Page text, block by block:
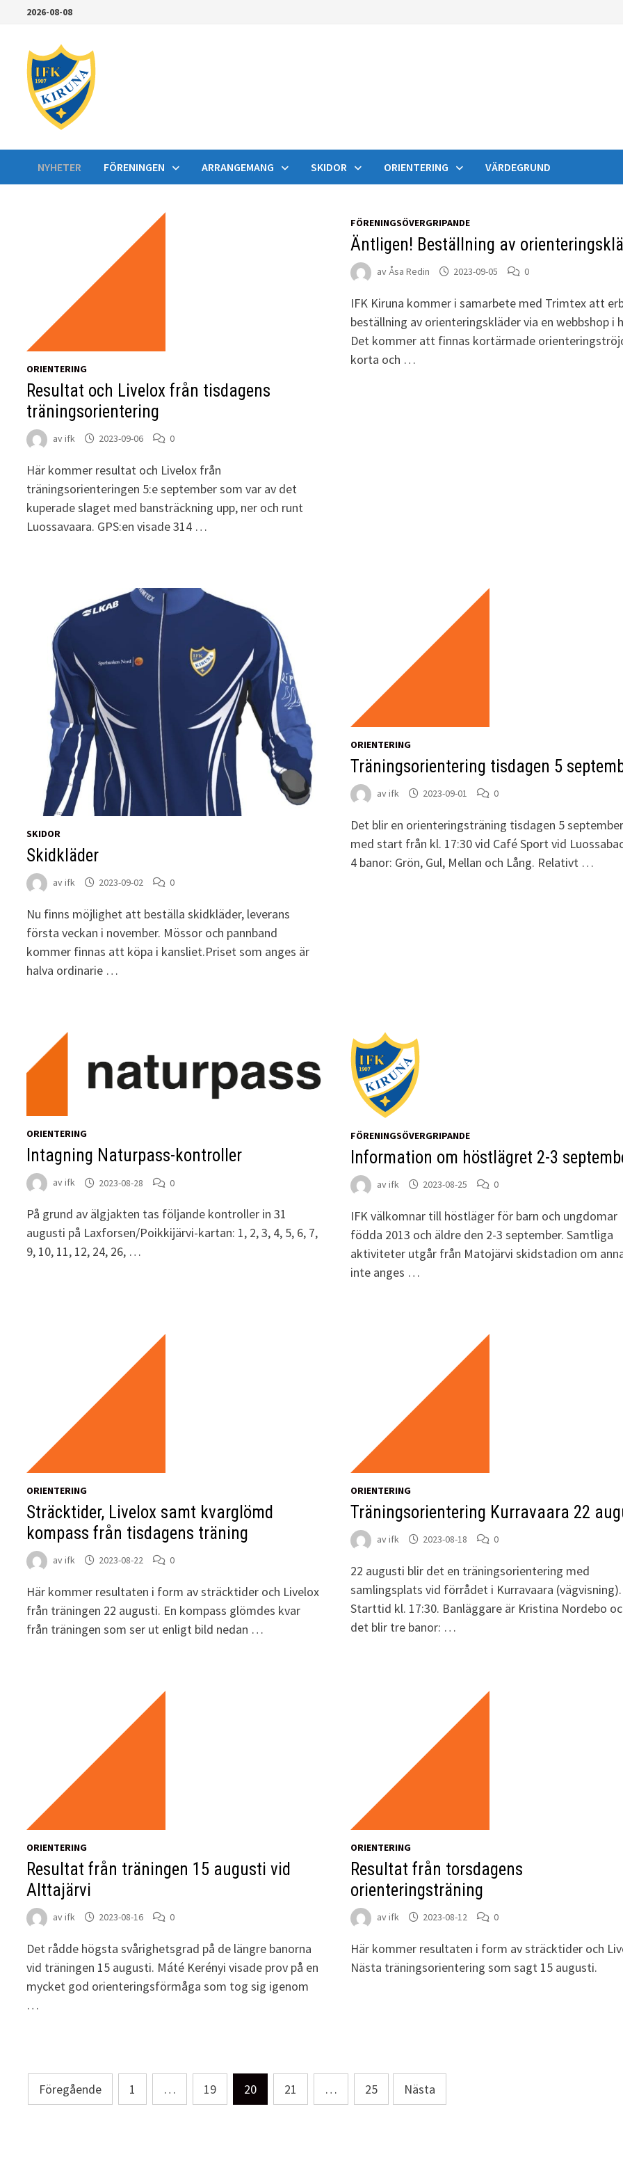
Hoppa
innehåll
2026-08-08
NYHETER FÖRENINGEN ARRANGEMANG SKIDOR ORIENTERING VÄRDEGRUND
ORIENTERING
Resultat och Livelox från tisdagens
träningsorientering
avifk 2023-09-06 0
Här kommer resultat och Livelox från
träningsorienteringen 5:e september som var av det
kuperade slaget med bansträckning upp, ner och runt
Luossavaara. GPS:en visade 314 …
FÖRENINGSÖVERGRIPANDE
Äntligen! Beställning av
avÅsa Redin 2023-09-05 0
IFK Kiruna kommer i samarbete med Trimtex att
beställning av orienteringskläder via en webbshop i
Det kommer att finnas kortärmade
korta och …
SKIDOR
Skidkläder
avifk 2023-09-02 0
Nu finns möjlighet att beställa skidkläder, leverans
första veckan i november. Mössor och pannband
kommer finnas att köpa i kansliet.Priset som anges är
halva ordinarie …
ORIENTERING
Träningsorientering tisdagen 5
avifk 2023-09-01 0
Det blir en orienteringsträning tisdagen 5 september
med start från kl. 17:30 vid Café Sport vid
4 banor: Grön, Gul, Mellan och Lång. Relativt …
ORIENTERING
Intagning Naturpass-kontroller
avifk 2023-08-28 0
På grund av älgjakten tas följande kontroller in 31
augusti på Laxforsen/Poikkijärvi-kartan: 1, 2, 3, 4, 5, 6, 7,
9, 10, 11, 12, 24, 26, …
FÖRENINGSÖVERGRIPANDE
Information om höstlägret 2-3
avifk 2023-08-25 0
IFK välkomnar till höstläger för barn och ungdomar
födda 2013 och äldre den 2-3 september. Samtliga
aktiviteter utgår från Matojärvi skidstadion om
inte anges …
ORIENTERING
Sträcktider, Livelox samt kvarglömd
kompass från tisdagens träning
avifk 2023-08-22 0
Här kommer resultaten i form av sträcktider och Livelox
från träningen 22 augusti. En kompass glömdes kvar
från träningen som ser ut enligt bild nedan …
ORIENTERING
Träningsorientering Kurravaara 22
avifk 2023-08-18 0
22 augusti blir det en träningsorientering med
samlingsplats vid förrådet i Kurravaara (vägvisning).
Starttid kl. 17:30. Banläggare är Kristina Nordebo
det blir tre banor: …
ORIENTERING
Resultat från träningen 15 augusti vid
Alttajärvi
avifk 2023-08-16 0
Det rådde högsta svårighetsgrad på de längre banorna
vid träningen 15 augusti. Máté Kerényi visade prov på en
mycket god orienteringsförmåga som tog sig igenom
…
ORIENTERING
Resultat från torsdagens
orienteringsträning
avifk 2023-08-12 0
Här kommer resultaten i form av sträcktider och
Nästa träningsorientering som sagt 15 augusti.
Sidnumrering
för
Föregående 1 … 19 20 21 … 25 Nästa